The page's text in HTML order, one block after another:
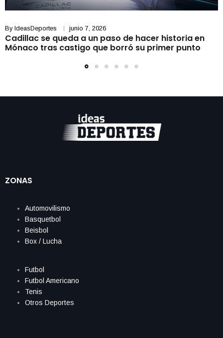
By IdeasDeportes junio 7, 2026
Cadillac se queda a un paso de hacer historia en
Mónaco tras castigo que borró su primer punto
ZONAS
Automovilismo
Basquetbol
Beisbol
Box / Lucha
Futbol
Futbol Americano
Tenis
Otros Deportes